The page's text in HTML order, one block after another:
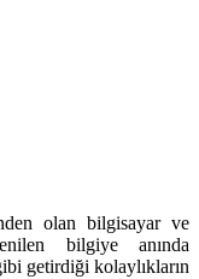
olan bilgisayar ve
bilgiye anında
getirdiği kolaylıkların